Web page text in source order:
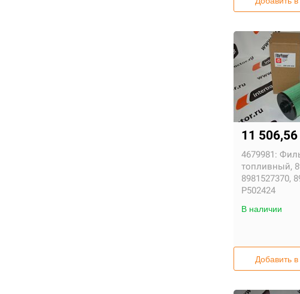
11 506,56
4679981:
топливный,
8981527370,
P502424
В наличии
Добавить в